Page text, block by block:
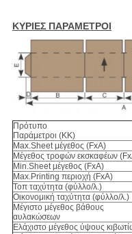
ΚΥΡΙΕΣ ΠΑΡΑΜΕΤΡΟΙ
Πρότυπο
Παράμετροι (ΚΚ)
Max.Sheet μέγεθος (FxA)
Μέγεθος τροφών εκσκαφέων
Min.Sheet μέγεθος (FxA)
Max.Printing περιοχή (FxA)
Τοπ ταχύτητα (φύλλο/λ.)
Οικονομική ταχύτητα (φύλλο/λ.)
Μέγιστο μέγεθος βάθους
αυλακώσεων
Ελάχιστο μέγεθος ύψους